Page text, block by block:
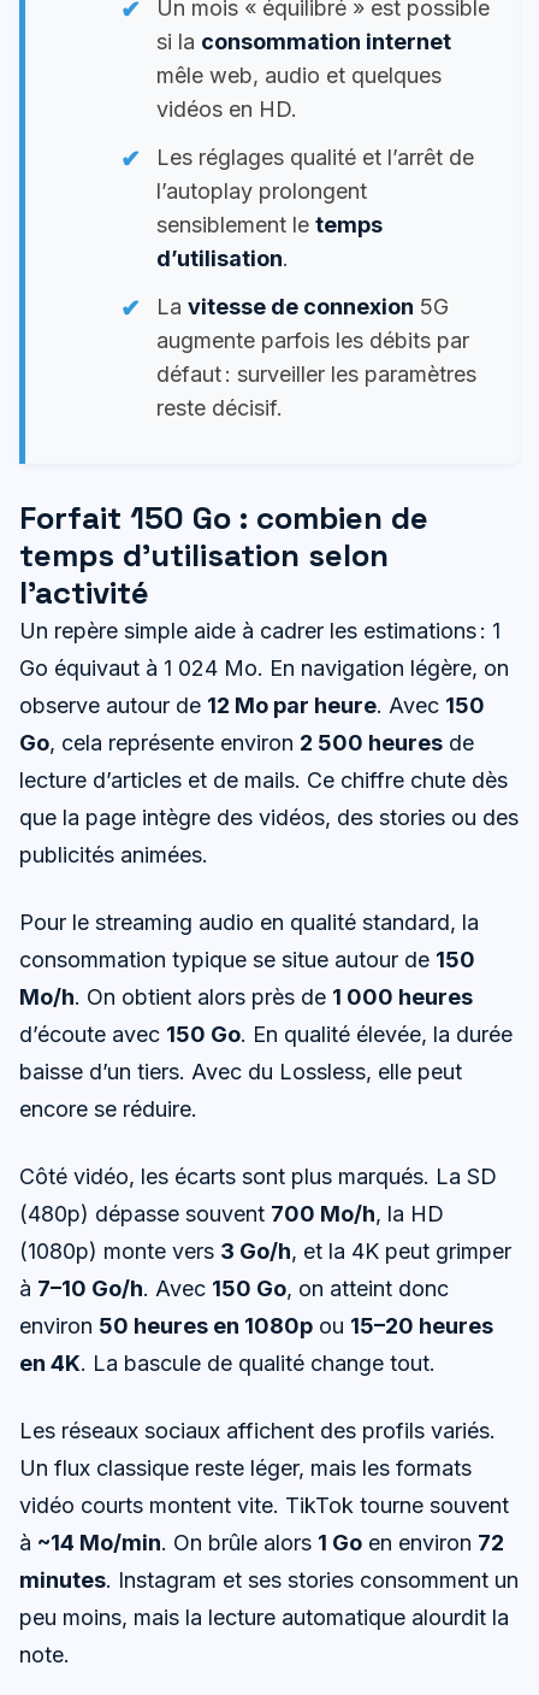
Un mois « équilibré » est possible
si la consommation internet
mêle web, audio et quelques
vidéos en HD.
Les réglages qualité et l’arrêt de
l’autoplay prolongent
sensiblement le temps
d’utilisation.
La vitesse de connexion 5G
augmente parfois les débits par
défaut : surveiller les paramètres
reste décisif.
Forfait 150 Go : combien de
temps d’utilisation selon
l’activité
Un repère simple aide à cadrer les estimations : 1
Go équivaut à 1 024 Mo. En navigation légère, on
observe autour de 12 Mo par heure. Avec 150
Go, cela représente environ 2 500 heures de
lecture d’articles et de mails. Ce chiffre chute dès
que la page intègre des vidéos, des stories ou des
publicités animées.
Pour le streaming audio en qualité standard, la
consommation typique se situe autour de 150
Mo/h. On obtient alors près de 1 000 heures
d’écoute avec 150 Go. En qualité élevée, la durée
baisse d’un tiers. Avec du Lossless, elle peut
encore se réduire.
Côté vidéo, les écarts sont plus marqués. La SD
(480p) dépasse souvent 700 Mo/h, la HD
(1080p) monte vers 3 Go/h, et la 4K peut grimper
à 7–10 Go/h. Avec 150 Go, on atteint donc
environ 50 heures en 1080p ou 15–20 heures
en 4K. La bascule de qualité change tout.
Les réseaux sociaux affichent des profils variés.
Un flux classique reste léger, mais les formats
vidéo courts montent vite. TikTok tourne souvent
à ~14 Mo/min. On brûle alors 1 Go en environ 72
minutes. Instagram et ses stories consomment un
peu moins, mais la lecture automatique alourdit la
note.